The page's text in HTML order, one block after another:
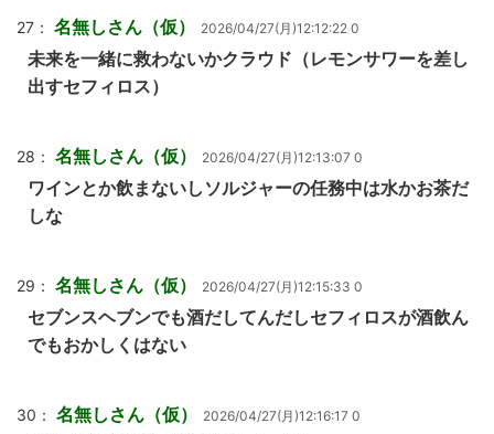
27： 名無しさん（仮） 2026/04/27(月)12:12:22 0
未来を一緒に救わないかクラウド（レモンサワーを差し
出すセフィロス）
28： 名無しさん（仮） 2026/04/27(月)12:13:07 0
ワインとか飲まないしソルジャーの任務中は水かお茶だ
しな
29： 名無しさん（仮） 2026/04/27(月)12:15:33 0
セブンスヘブンでも酒だしてんだしセフィロスが酒飲ん
でもおかしくはない
30： 名無しさん（仮） 2026/04/27(月)12:16:17 0